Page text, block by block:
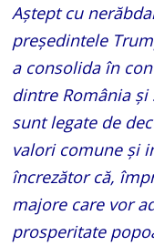
Aştept cu
preşedintele
a consolida în
dintre România
sunt legate de
valori comune şi
încrezător că,
majore care vor
prosperitate